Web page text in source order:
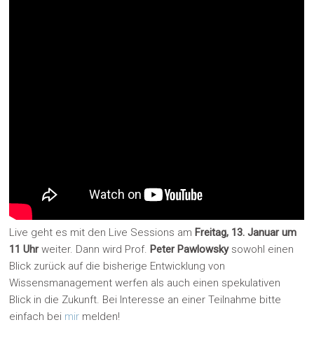
Live geht es mit den Live Sessions am Freitag, 13. Januar um
11 Uhrweiter. Dann wird Prof. Peter Pawlowskysowohl einen
Blick zurück auf die bisherige Entwicklung von
Wissensmanagement werfen als auch einen spekulativen
Blick in die Zukunft. Bei Interesse an einer Teilnahme bitte
einfach bei mir melden!